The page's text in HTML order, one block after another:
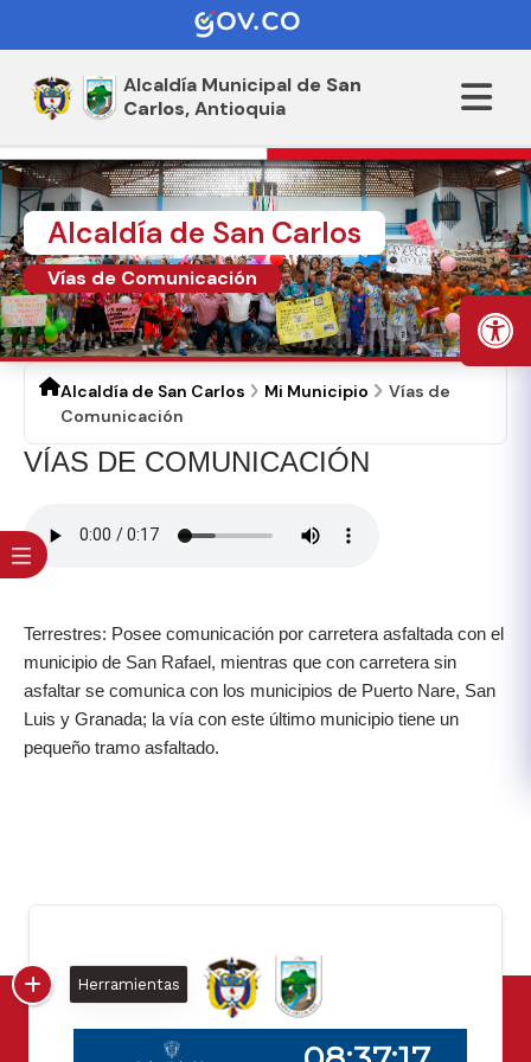
Alcaldía Municipal de San
Carlos,Antioquia
Alcaldía de San Carlos
Vías de Comunicación
Alcaldía de San Carlos Mi Municipio
Vías de
Comunicación
​VÍA​S DE COMUNICACIÓN
Terrestres: Posee comunicación por carretera asfaltada con el
municipio de San Rafael, mientras que con carretera sin
asfaltar se comunica con los municipios de Puerto Nare, San
Luis y Granada; la vía con este último municipio tiene un
pequeño tramo asfaltado.​
Herramientas